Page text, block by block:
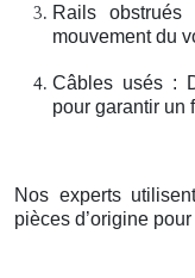
Rails
mouvement du
Câbles usés :
pour garantir un
Nos experts
pièces d’origine